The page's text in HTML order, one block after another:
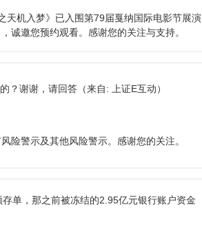
天机入梦》已入围第79届戛纳国际电影节展演
诚邀您预约观看。感谢您的关注与支持。
？谢谢，请回答 （来自: 上证E互动）
险警示及其他风险警示。感谢您的关注。
单，那之前被冻结的2.95亿元银行账户资金